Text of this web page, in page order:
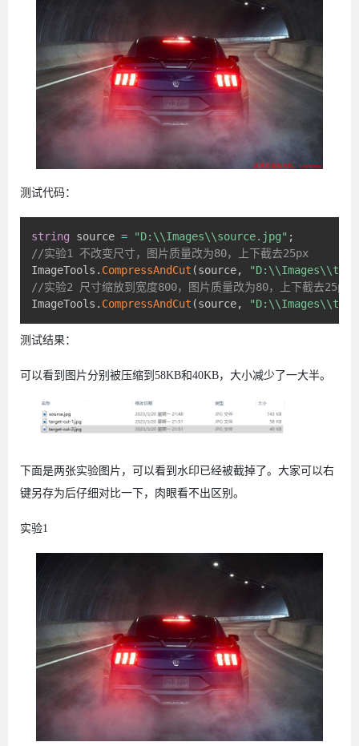
测试代码：
string source = "D:\\Images\\source.jpg" ;
//实验1 不改变尺寸，图片质量改为80，上下截去25px
ImageTools . CompressAndCut (source,
//实验2 尺寸缩放到宽度800，图片质量改为80，上下截去25px
ImageTools . CompressAndCut (source,
测试结果：
可以看到图片分别被压缩到58KB和40KB，大小减少了一大半。
下面是两张实验图片，可以看到水印已经被截掉了。大家可以右
键另存为后仔细对比一下，肉眼看不出区别。
实验1